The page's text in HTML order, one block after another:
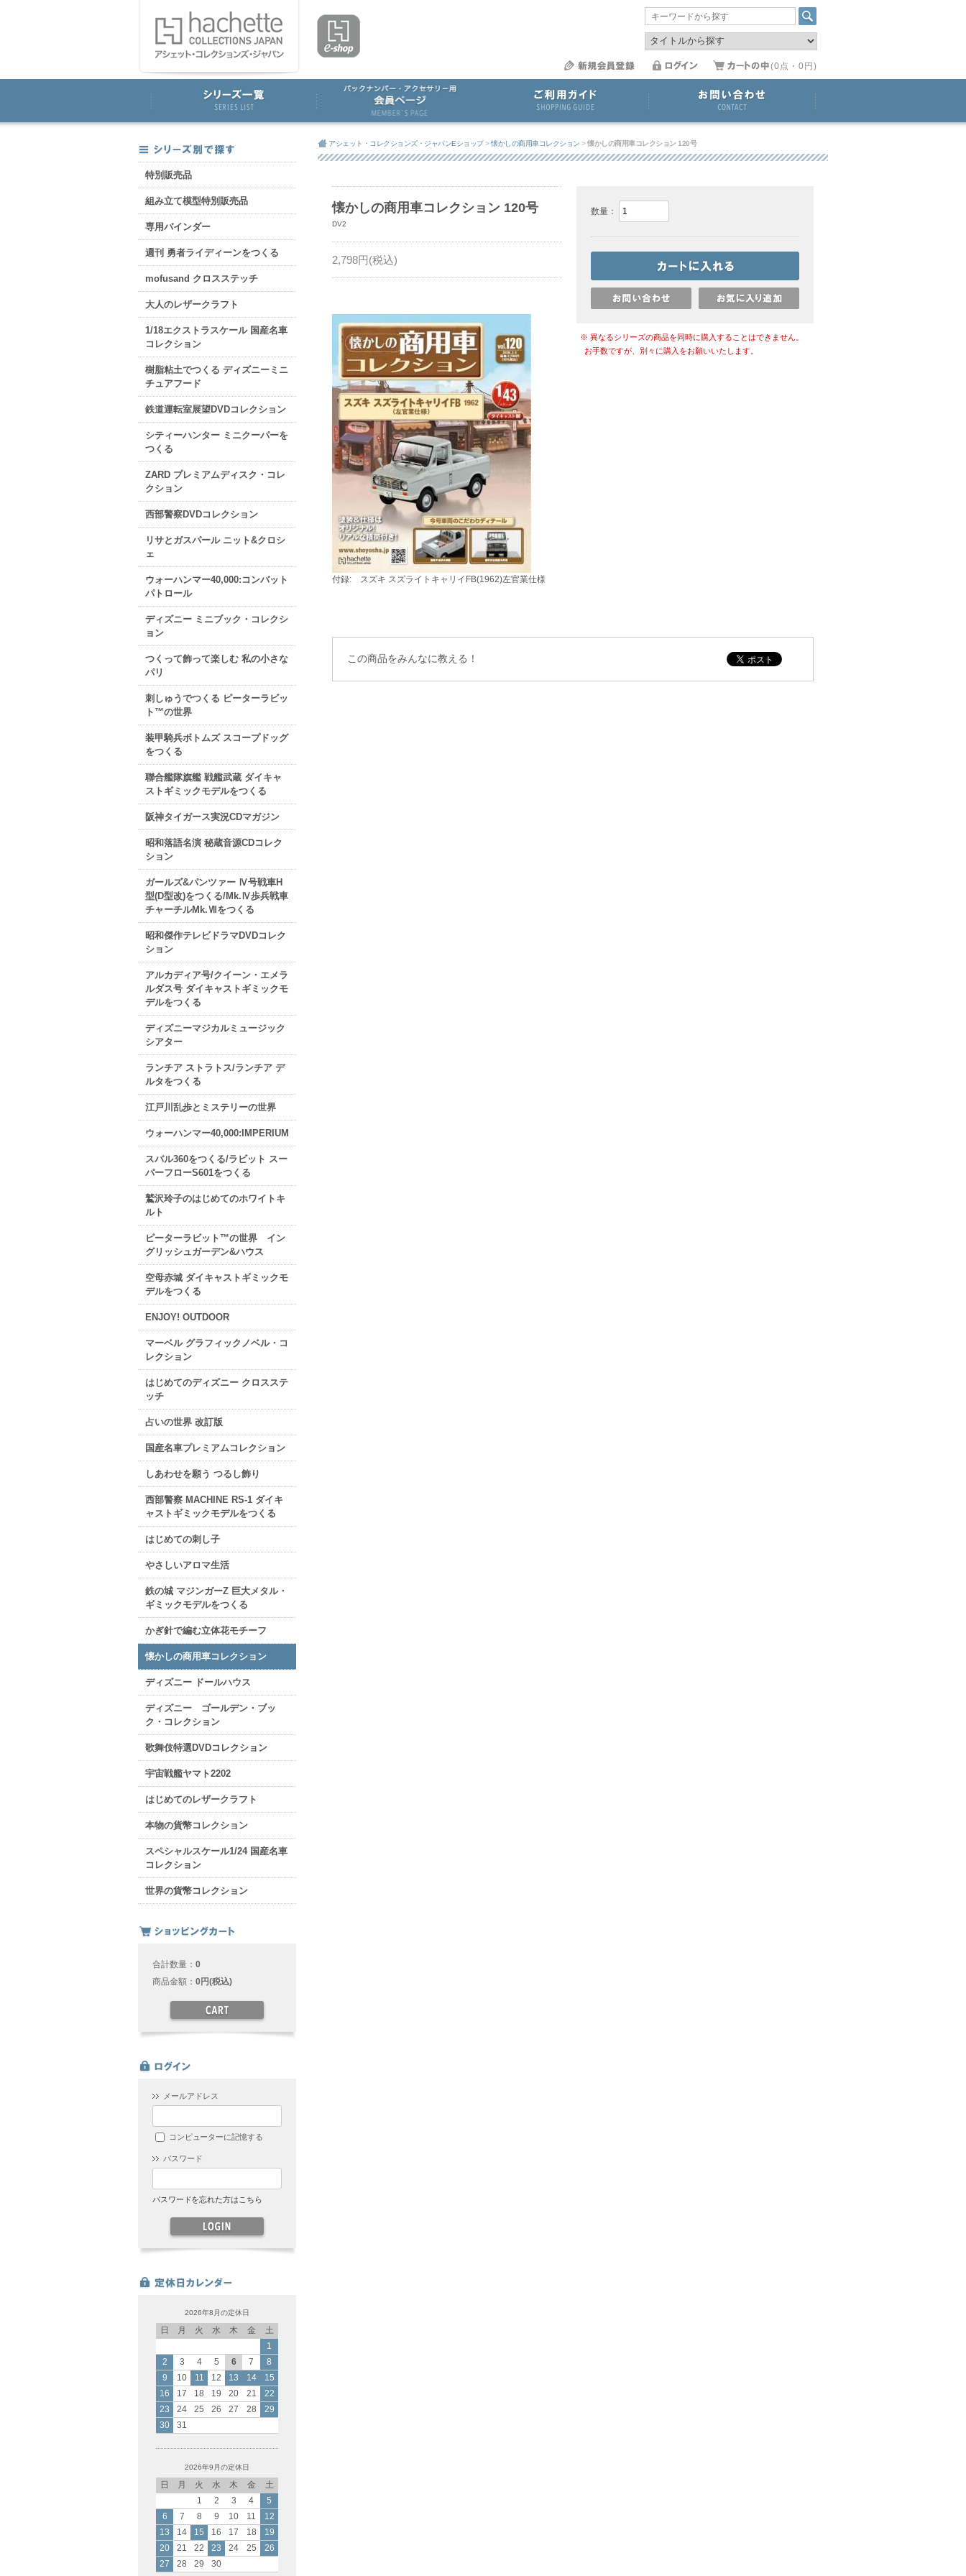
(0点・0円)
特別販売品
組み立て模型特別販売品
専用バインダー
週刊 勇者ライディーンをつくる
mofusand クロスステッチ
大人のレザークラフト
1/18エクストラスケール 国産名車
コレクション
樹脂粘土でつくる ディズニーミニ
チュアフード
鉄道運転室展望DVDコレクション
シティーハンター ミニクーパーを
つくる
ZARD プレミアムディスク・コレ
クション
西部警察DVDコレクション
リサとガスパール ニット&クロシ
ェ
ウォーハンマー40,000:コンバット
パトロール
ディズニー ミニブック・コレクシ
ョン
つくって飾って楽しむ 私の小さな
パリ
刺しゅうでつくる ピーターラビッ
ト™の世界
装甲騎兵ボトムズ スコープドッグ
をつくる
聯合艦隊旗艦 戦艦武蔵 ダイキャ
ストギミックモデルをつくる
阪神タイガース実況CDマガジン
昭和落語名演 秘蔵音源CDコレク
ション
ガールズ&パンツァー Ⅳ号戦車H
型(D型改)をつくる/Mk.Ⅳ歩兵戦車
チャーチルMk.Ⅶをつくる
昭和傑作テレビドラマDVDコレク
ション
アルカディア号/クイーン・エメラ
ルダス号 ダイキャストギミックモ
デルをつくる
ディズニーマジカルミュージック
シアター
ランチア ストラトス/ランチア デ
ルタをつくる
江戸川乱歩とミステリーの世界
ウォーハンマー40,000:IMPERIUM
スバル360をつくる/ラビット スー
パーフローS601をつくる
鷲沢玲子のはじめてのホワイトキ
ルト
ピーターラビット™の世界 イン
グリッシュガーデン&ハウス
空母赤城 ダイキャストギミックモ
デルをつくる
ENJOY! OUTDOOR
マーベル グラフィックノベル・コ
レクション
はじめてのディズニー クロスステ
ッチ
占いの世界 改訂版
国産名車プレミアムコレクション
しあわせを願う つるし飾り
西部警察 MACHINE RS-1 ダイキ
ャストギミックモデルをつくる
はじめての刺し子
やさしいアロマ生活
鉄の城 マジンガーZ 巨大メタル・
ギミックモデルをつくる
かぎ針で編む立体花モチーフ
懐かしの商用車コレクション
ディズニー ドールハウス
ディズニー ゴールデン・ブッ
ク・コレクション
歌舞伎特選DVDコレクション
宇宙戦艦ヤマト2202
はじめてのレザークラフト
本物の貨幣コレクション
スペシャルスケール1/24 国産名車
コレクション
世界の貨幣コレクション
合計数量： 0
商品金額： 0円(税込)
メールアドレス
コンピューターに記憶する
パスワード
パスワードを忘れた方はこちら
2026年8月の定休日
日 月 火 水 木 金
土
1
2
3 4 5 6 7
8
9
10 11 12 13 14
15
16
17 18 19 20 21
22
23
24 25 26 27 28
29
30
31
2026年9月の定休日
日 月 火 水 木 金
土
1
2 3 4
5
6
7 8 9 10 11
12
13
14 15 16 17 18
19
20
21 22 23 24 25
26
27
28 29 30
アシェット・コレクションズ・ジャパンEショップ>懐かしの商用車コレクション >懐かしの商用車コレクション 120号
懐かしの商用車コレクション 120号
DV2
2,798円(税込)
付録: スズキ スズライトキャリイFB(1962)左官業仕様
数量：
※ 異なるシリーズの商品を同時に購入することはできません。
お手数ですが、別々に購入をお願いいたします。
この商品をみんなに教える！